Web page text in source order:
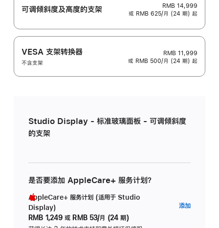
可调倾斜度及高‍度的支‍架
RMB 14,999
或 RMB 625/月 (24 期) 起
VESA 支架转换器
不含支架
RMB 11,999
或 RMB 500/月 (24 期) 起
Studio Display - 标准玻璃面板 - 可调倾斜度
的支架
是否要添加 AppleCare+ 服务计划？
AppleCare+ 服务计划 (适用于 Studio
Display)
RMB 1,249 或 RMB 53/月 (24 期)
添加